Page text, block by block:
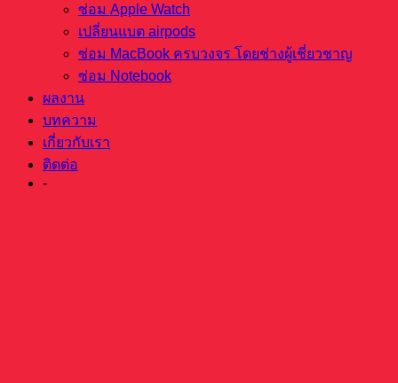
ซ่อม Apple Watch
เปลี่ยนแบต airpods
ซ่อม MacBook ครบวงจร โดยช่างผู้เชี่ยวชาญ
ซ่อม Notebook
ผลงาน
บทความ
เกี่ยวกับเรา
ติดต่อ
-